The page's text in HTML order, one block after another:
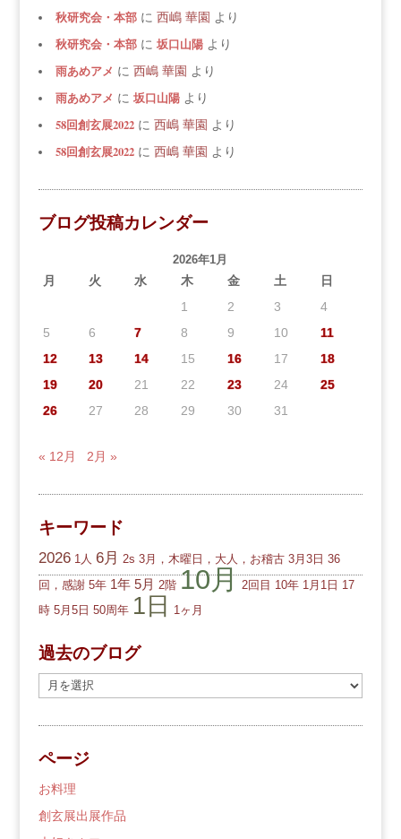
秋研究会・本部に 西嶋 華園 より
秋研究会・本部に 坂口山陽より
雨あめアメ に 西嶋 華園 より
雨あめアメ に 坂口山陽より
58回創玄展2022に 西嶋 華園 より
58回創玄展2022に 西嶋 華園 より
ブログ投稿カレンダー
2026年1月
月 火 水 木 金 土
日
1
2 3
4
5
6 7 8 9 10
11
12
13 14 15 16 17
18
19
20 21 22 23 24
25
26
27 28 29 30 31
« 12月 2月 »
キーワード
2026 1人 6月 2s 3月，木曜日，大人，お稽古 3月3日 36
回，感謝 5年 1年 5月 2階 10月 2回目 10年 1月1日 17
時 5月5日 50周年 1日 1ヶ月
過去のブログ
去
の
ロ
グ
ページ
お料理
創玄展出展作品